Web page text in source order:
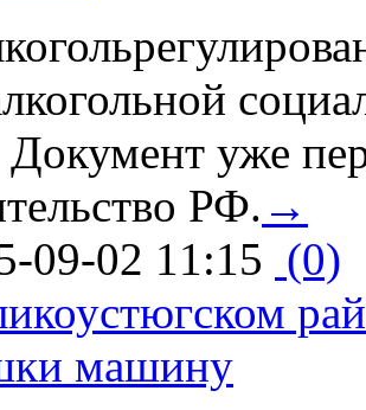
уже
РФ. →
09-02 11:15 (0)
машину